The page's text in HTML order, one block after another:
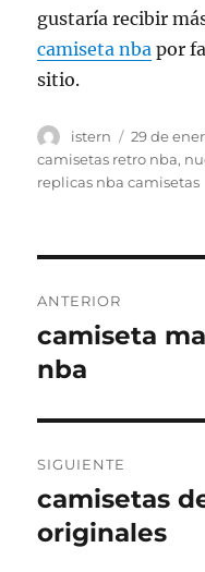
gustaría recibir
camiseta nba por
sitio.
Autor
istern
Publicado
el
29 de
camisetas retro nba,
replicas nba camisetas
de
entradas
ANTERIOR
Entrada
anterior:
camiseta
nba
SIGUIENTE
Entrada
siguiente:
camisetas
originales